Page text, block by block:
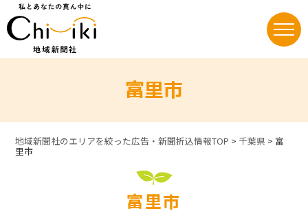
富里市
地域新聞社のエリアを絞った広告・新聞折込情報TOP > 千葉県 > 富
里市
富里市